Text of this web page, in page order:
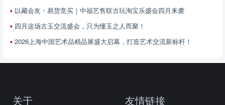
以藏会友・易货竞买｜中福艺售联古玩淘宝乐盛会四月来袭
四月这场古玉交流盛会，只为懂玉之人而聚！
2026上海中国艺术品精品展盛大启幕，打造艺术交流新标杆！
关于 友情链接